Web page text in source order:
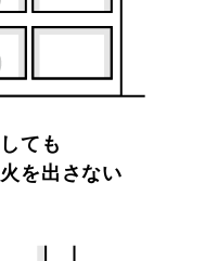
ても
を出さない